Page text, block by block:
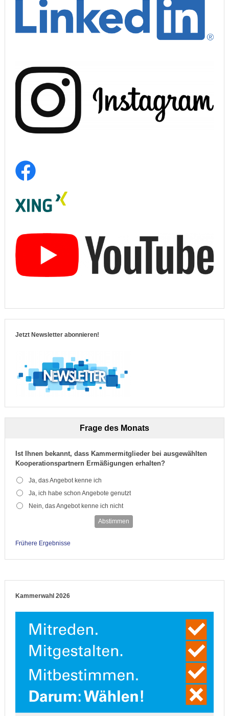
Jetzt Newsletter abonnieren!
Frage des Monats
Ist Ihnen bekannt, dass Kammermitglieder bei ausgewählten
Kooperationspartnern Ermäßigungen erhalten?
Ja, das Angebot kenne ich
Ja, ich habe schon Angebote genutzt
Nein, das Angebot kenne ich nicht
Abstimmen
Frühere Ergebnisse
Kammerwahl 2026